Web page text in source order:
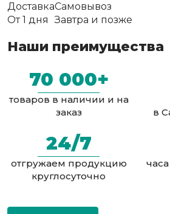
Доставка
От 1 дня
Самовывоз
Завтра и позже
Наши преимущества
70 000+
товаров в наличии и на
заказ
в
24/7
отгружаем продукцию
круглосуточно